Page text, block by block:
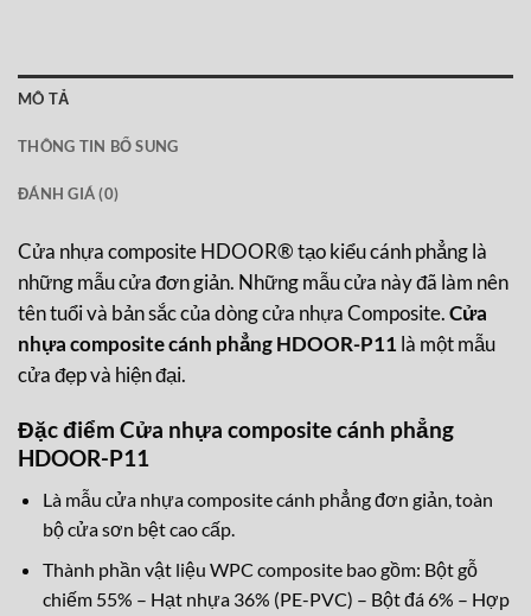
MÔ TẢ
THÔNG TIN BỔ SUNG
ĐÁNH GIÁ (0)
Cửa nhựa composite HDOOR® tạo kiểu cánh phẳng là
những mẫu cửa đơn giản. Những mẫu cửa này đã làm nên
tên tuổi và bản sắc của dòng cửa nhựa Composite.Cửa
nhựa composite cánh phẳng HDOOR-P11 là một mẫu
cửa đẹp và hiện đại.
Đặc điểm Cửa nhựa composite cánh phẳng
HDOOR-P11
Là mẫu cửa nhựa composite cánh phẳng đơn giản, toàn
bộ cửa sơn bệt cao cấp.
Thành phần vật liệu WPC composite bao gồm: Bột gỗ
chiếm 55% – Hạt nhựa 36% (PE-PVC) – Bột đá 6% – Hợp